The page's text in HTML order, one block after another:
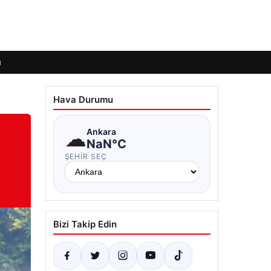
Hava Durumu
☁Ankara
NaN°C
ŞEHIR SEÇ
Bizi Takip Edin